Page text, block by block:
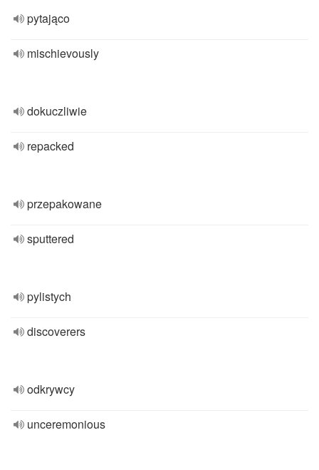
pytająco
mischievously
dokuczliwie
repacked
przepakowane
sputtered
pylistych
discoverers
odkrywcy
unceremonious